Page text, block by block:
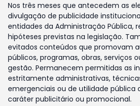
Nos três meses que antecedem as
divulgação de publicidade
entidades da Administração Pública,
hipóteses previstas na legislação.
evitados conteúdos que promovam
públicos, programas, obras, serviços
gestão. Permanecem permitidas as
estritamente administrativas,
emergenciais ou de utilidade pública
caráter publicitário ou promocional.